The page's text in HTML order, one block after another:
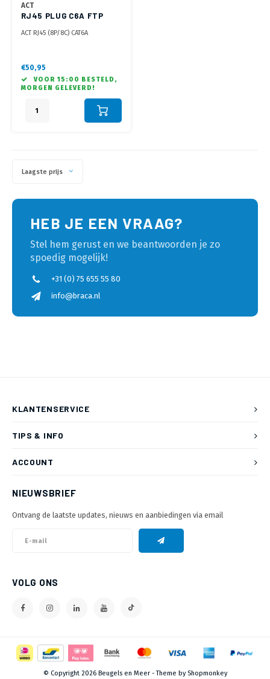
ACT
RJ45 PLUG C6A FTP
ACT RJ45 (8P/8C) CAT6A
met massieve of soepele aders
€50,95
VOOR 15:00 BESTELD,
MORGEN GELEVERD!
Laagste prijs
HEB JE EEN VRAAG?
Stel hem gerust en we beantwoorden je zo
spoedig mogelijk!
+31 (0) 75 655 55 80
info@braca.nl
KLANTENSERVICE
TIPS & INFO
ACCOUNT
NIEUWSBRIEF
Ontvang de laatste updates, nieuws en aanbiedingen via email
VOLG ONS
© Copyright 2026 Beugels en Meer - Theme by Shopmonkey